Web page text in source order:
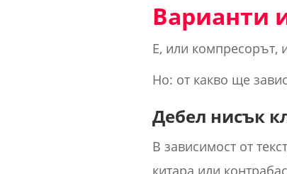
Варианти
Е, или компресорът,
Но: от какво ще
Дебел нисък
В зависимост от